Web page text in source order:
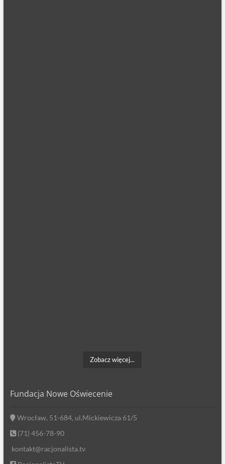
Zobacz więcej...
Fundacja Nowe Oświecenie
Wrocław, 51-684, ul.Mickiewicza 61/5
(71) 456-78-90
kontakt@racjonalista.tv